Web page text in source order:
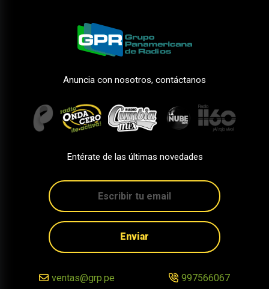
Anuncia con nosotros, contáctanos
Entérate de las últimas novedades
Enviar
ventas@grp.pe 997566067